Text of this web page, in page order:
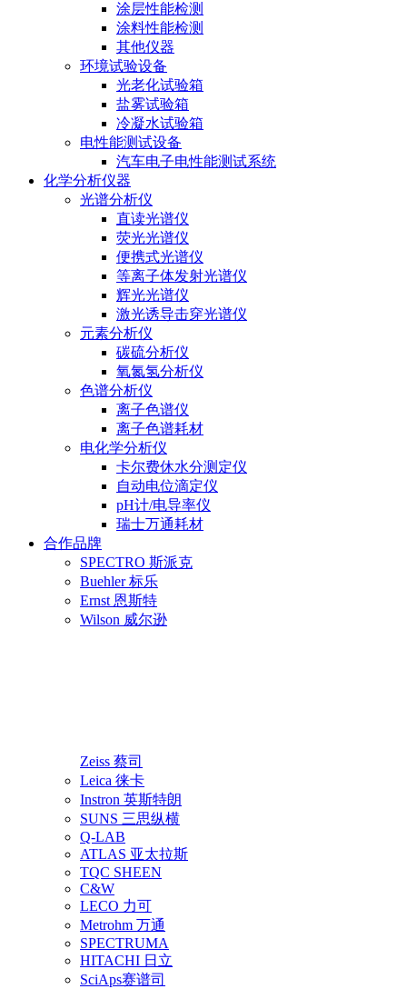
涂层性能检测
涂料性能检测
其他仪器
环境试验设备
光老化试验箱
盐雾试验箱
冷凝水试验箱
电性能测试设备
汽车电子电性能测试系统
化学分析仪器
光谱分析仪
直读光谱仪
荧光光谱仪
便携式光谱仪
等离子体发射光谱仪
辉光光谱仪
激光诱导击穿光谱仪
元素分析仪
碳硫分析仪
氧氮氢分析仪
色谱分析仪
离子色谱仪
离子色谱耗材
电化学分析仪
卡尔费休水分测定仪
自动电位滴定仪
pH计/电导率仪
瑞士万通耗材
合作品牌
SPECTRO 斯派克
Buehler 标乐
Ernst 恩斯特
Wilson 威尔逊
Zeiss 蔡司
Leica 徕卡
Instron 英斯特朗
SUNS 三思纵横
Q-LAB
ATLAS 亚太拉斯
TQC SHEEN
C&W
LECO 力可
Metrohm 万通
SPECTRUMA
HITACHI 日立
SciAps赛谱司